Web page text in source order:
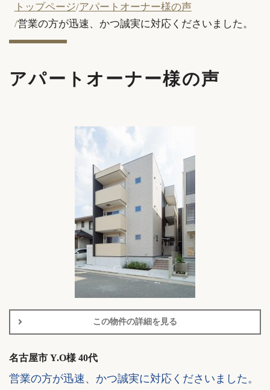
トップページ アパートオーナー様の声
営業の方が迅速、かつ誠実に対応くださいました。
アパートオーナー様の声
この物件の詳細を見る
名古屋市 Y.O様 40代
営業の方が迅速、かつ誠実に対応くださいました。